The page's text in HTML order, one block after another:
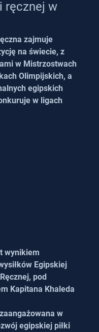
ręcznej w
zajmuje
na świecie, z
w Mistrzostwach
Olimpijskich, a
egipskich
w ligach
wynikiem
Egipskiej
pod
Kapitana Khaleda
w
egipskiej piłki